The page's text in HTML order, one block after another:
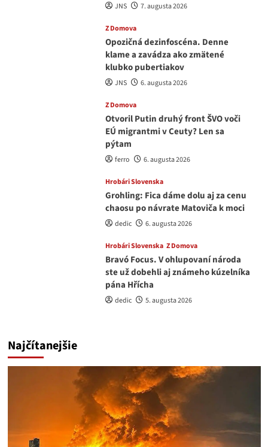
JNS 7. augusta 2026
Z Domova
Opozičná dezinfoscéna. Denne
klame a zavádza ako zmätené
klubko pubertiakov
JNS 6. augusta 2026
Z Domova
Otvoril Putin druhý front ŠVO voči
EÚ migrantmi v Ceuty? Len sa
pýtam
ferro 6. augusta 2026
Hrobári Slovenska
Grohling: Fica dáme dolu aj za cenu
chaosu po návrate Matoviča k moci
dedic 6. augusta 2026
Hrobári Slovenska Z Domova
Bravó Focus. V ohlupovaní národa
ste už dobehli aj známeho kúzelníka
pána Hřícha
dedic 5. augusta 2026
Najčítanejšie